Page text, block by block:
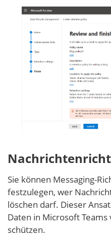
Sie können Messaging-
festzulegen, wer
löschen darf. Dieser
Daten in Microsoft
schützen.